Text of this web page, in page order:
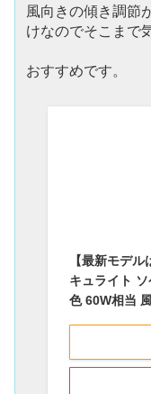
風向きの傾き調節
けなのでそこまで
おすすめです。
【最新モデ
キュライト
色 60W相当